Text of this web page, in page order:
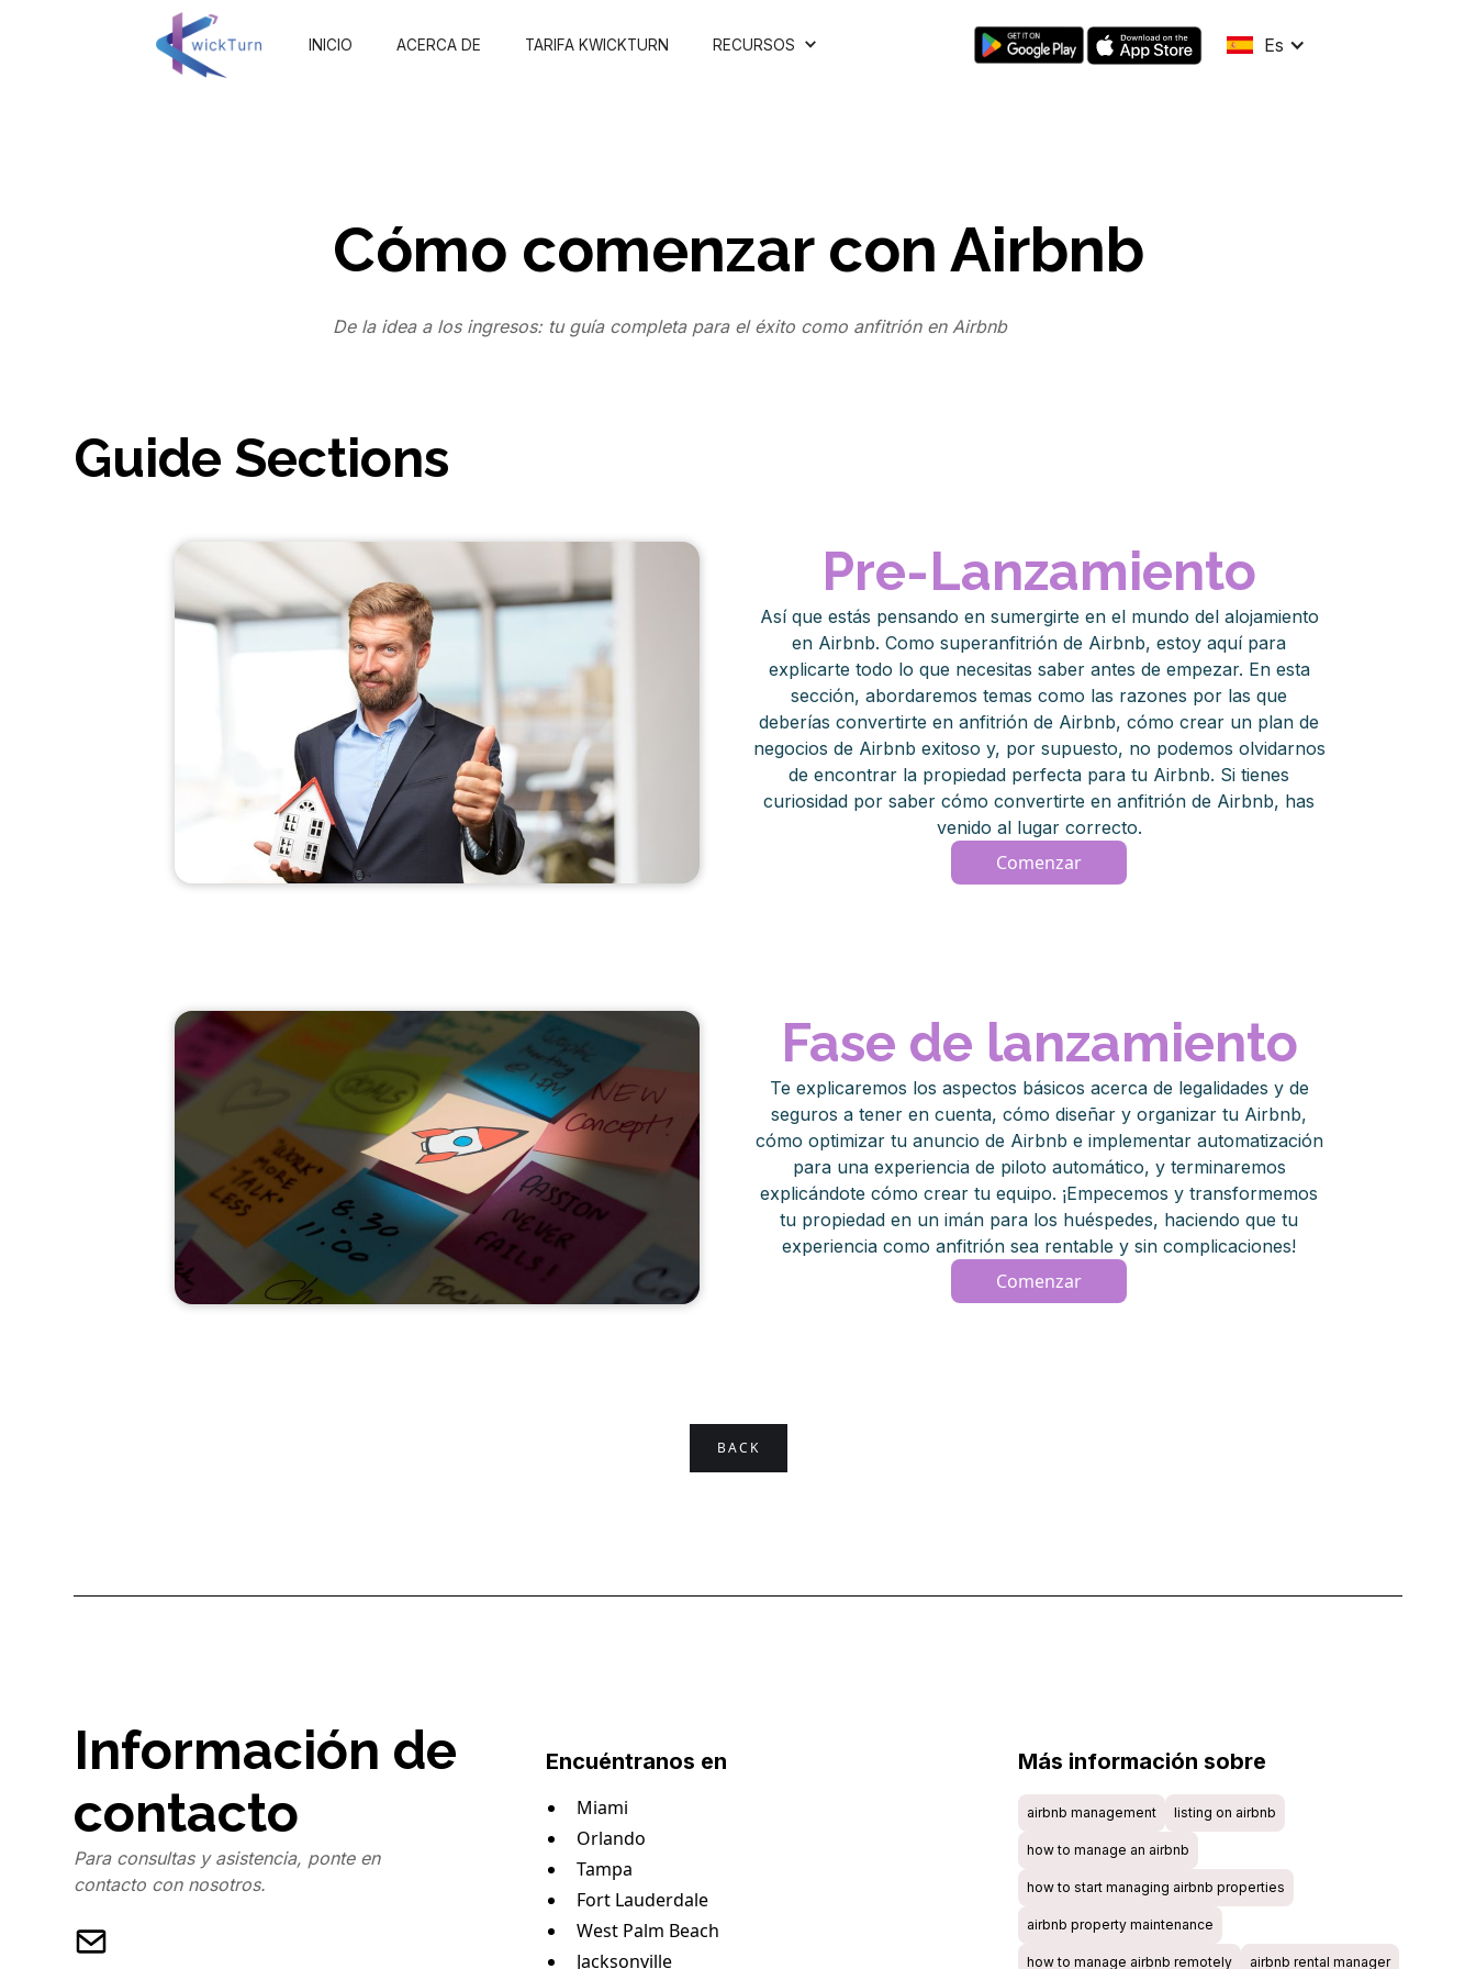
INICIO ACERCA DE TARIFA KWICKTURN RECURSOS Es
Cómo comenzar con Airbnb
De la idea a los ingresos: tu guía completa para el éxito como anfitrión en Airbnb
Guide Sections
Pre-Lanzamiento
Así que estás pensando en sumergirte en el mundo del alojamiento
en Airbnb. Como superanfitrión de Airbnb, estoy aquí para
explicarte todo lo que necesitas saber antes de empezar. En esta
sección, abordaremos temas como las razones por las que
deberías convertirte en anfitrión de Airbnb, cómo crear un plan de
negocios de Airbnb exitoso y, por supuesto, no podemos olvidarnos
de encontrar la propiedad perfecta para tu Airbnb. Si tienes
curiosidad por saber cómo convertirte en anfitrión de Airbnb, has
venido al lugar correcto.
Comenzar
Fase de lanzamiento
Te explicaremos los aspectos básicos acerca de legalidades y de
seguros a tener en cuenta, cómo diseñar y organizar tu Airbnb,
cómo optimizar tu anuncio de Airbnb e implementar automatización
para una experiencia de piloto automático, y terminaremos
explicándote cómo crear tu equipo. ¡Empecemos y transformemos
tu propiedad en un imán para los huéspedes, haciendo que tu
experiencia como anfitrión sea rentable y sin complicaciones!
Comenzar
BACK
Información de
contacto
Para consultas y asistencia, ponte en
contacto con nosotros.
Encuéntranos en
Miami
Orlando
Tampa
Fort Lauderdale
West Palm Beach
Jacksonville
Más información sobre
airbnb management listing on airbnb
how to manage an airbnb
how to start managing airbnb properties
airbnb property maintenance
how to manage airbnb remotely airbnb rental manager